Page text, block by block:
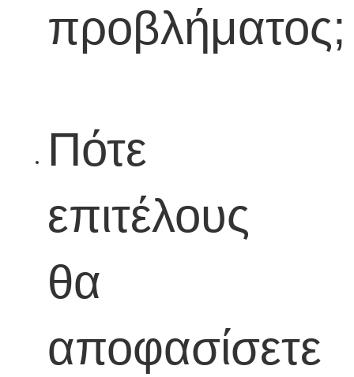
προβλήματος;
Πότε
επιτέλους
θα
αποφασίσετε